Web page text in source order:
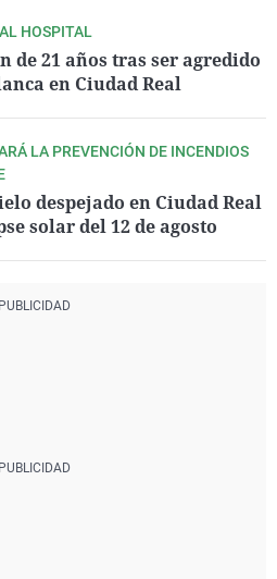
HOSPITAL
de 21 años tras ser agredido
en Ciudad Real
LA PREVENCIÓN DE INCENDIOS
despejado en Ciudad Real
solar del 12 de agosto